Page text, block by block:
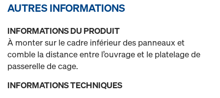
AUTRES INFORMATIONS
INFORMATIONS DU PRODUIT
À monter sur le cadre inférieur des panneaux et
comble la distance entre l’ouvrage et le platelage de
passerelle de cage.
INFORMATIONS TECHNIQUES